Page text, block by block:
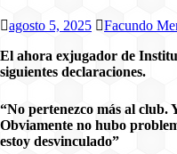
agosto 5, 2025 Facundo
El ahora exjugador de
siguientes declaraciones.
“No pertenezco más al club.
Obviamente no hubo
estoy desvinculado”